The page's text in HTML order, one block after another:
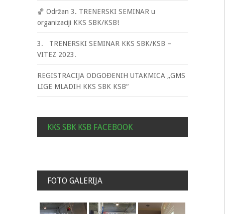
🏀 Održan 3. TRENERSKI SEMINAR u
organizaciji KKS SBK/KSB!
3. TRENERSKI SEMINAR KKS SBK/KSB –
VITEZ 2023.
REGISTRACIJA ODGOĐENIH UTAKMICA „GMS
LIGE MLADIH KKS SBK KSB“
KKS SBK KSB FACEBOOK
FOTO GALERIJA